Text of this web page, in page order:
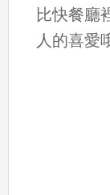
比快餐廳
人的喜愛